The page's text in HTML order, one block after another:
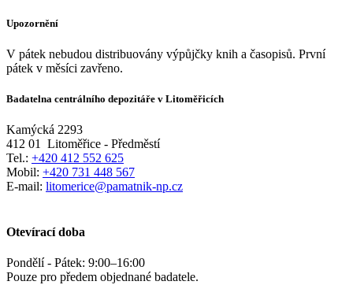
Upozornění
V pátek nebudou distribuovány výpůjčky knih a časopisů. První
pátek v měsíci zavřeno.
Badatelna centrálního depozitáře v Litoměřicích
Kamýcká 2293
412 01
Litoměřice - Předměstí
Tel.: +420 412 552 625
Mobil: +420 731 448 567
E-mail: litomerice@pamatnik-np.cz
Otevírací doba
Pondělí - Pátek: 9:00–16:00
Pouze pro předem objednané badatele.